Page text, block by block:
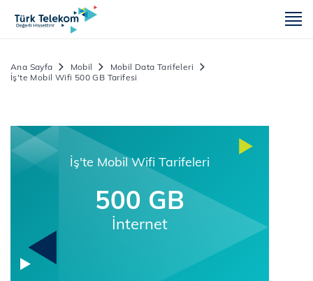
Ana Sayfa Mobil
Mobil Data Tarifeleri
İş'te Mobil Wifi 500 GB Tarifesi
İş'te Mobil Wifi Tarifeleri
500 GB
İnternet